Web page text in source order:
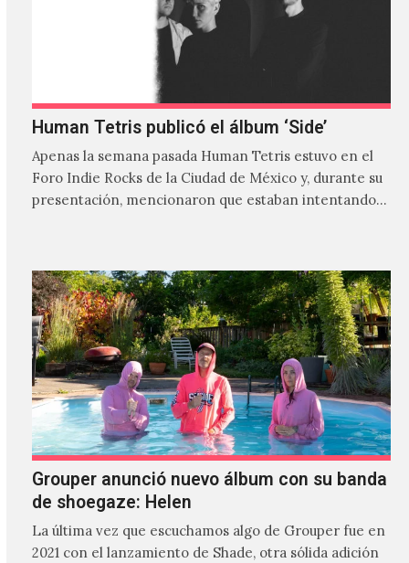
Human Tetris publicó el álbum ‘Side’
Apenas la semana pasada Human Tetris estuvo en el
Foro Indie Rocks de la Ciudad de México y, durante su
presentación, mencionaron que estaban intentando…
Grouper anunció nuevo álbum con su banda
de shoegaze: Helen
La última vez que escuchamos algo de Grouper fue en
2021 con el lanzamiento de Shade, otra sólida adición